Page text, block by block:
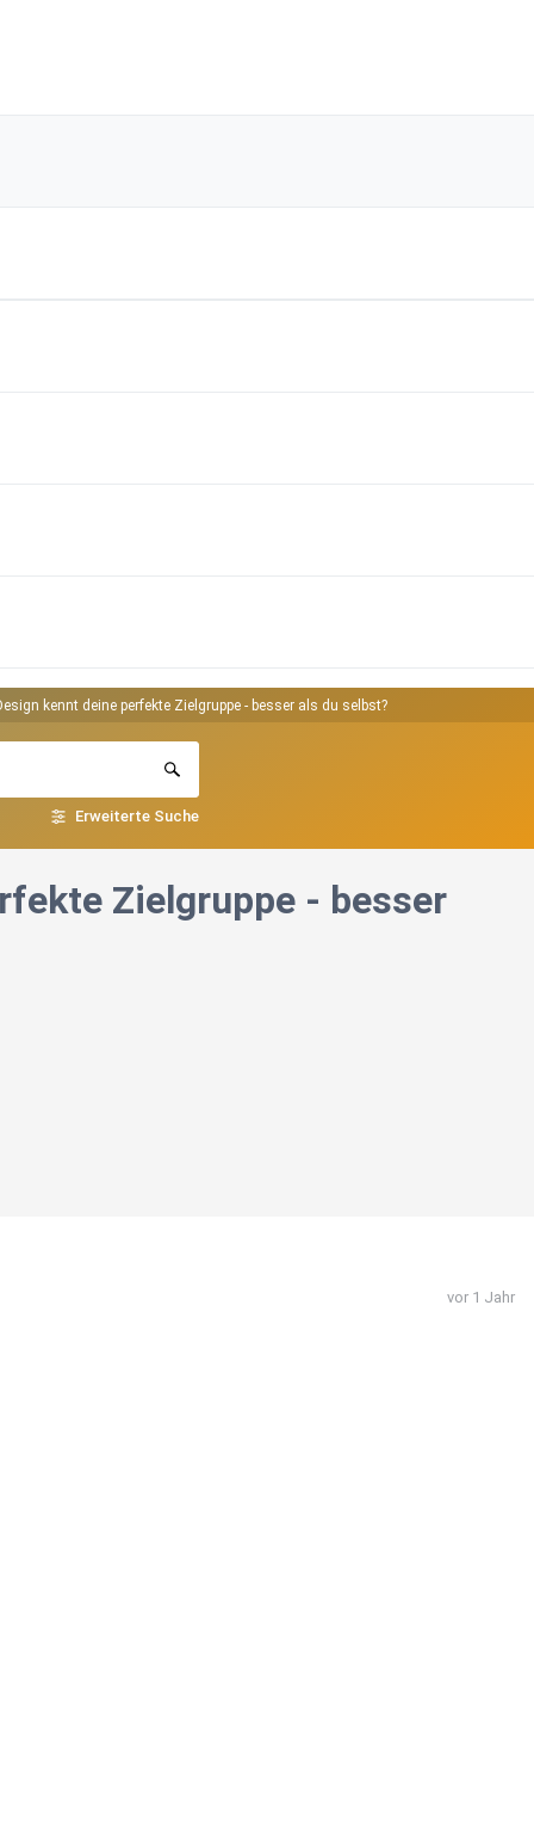
kennt deine perfekte Zielgruppe - besser als du selbst?
Erweiterte Suche
Zielgruppe - besser
vor 1 Jahr